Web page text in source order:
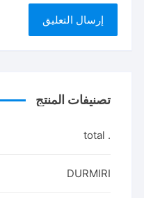
تصنيفات المنتج
. total
DURMIRI